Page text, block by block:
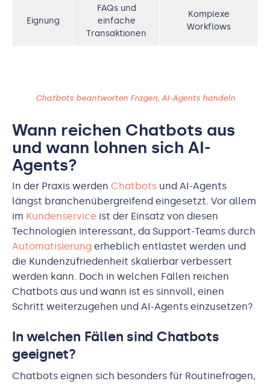
Eignung
FAQs und
einfache
Transaktionen
Komplexe
Workflows
Chatbots beantworten Fragen, AI-Agents handeln
Wann reichen Chatbots aus
und wann lohnen sich AI-
Agents?
In der Praxis werden Chatbots und AI-Agents
längst branchenübergreifend eingesetzt. Vor allem
im Kundenservice ist der Einsatz von diesen
Technologien interessant, da Support-Teams durch
Automatisierung erheblich entlastet werden und
die Kundenzufriedenheit skalierbar verbessert
werden kann. Doch in welchen Fällen reichen
Chatbots aus und wann ist es sinnvoll, einen
Schritt weiterzugehen und AI-Agents einzusetzen?
In welchen Fällen sind Chatbots
geeignet?
Chatbots eignen sich besonders für Routinefragen,